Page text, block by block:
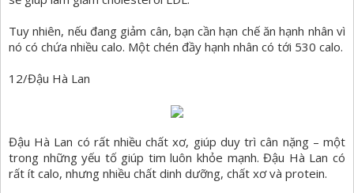
Tuy nhiên, nếu đang giảm cân, bạn cần hạn chế ăn hạnh nhân vì
nó có chứa nhiều calo. Một chén đầy hạnh nhân có tới 530 calo.
12/Đậu Hà Lan
Đậu Hà Lan có rất nhiều chất xơ, giúp duy trì cân nặng – một
trong những yếu tố giúp tim luôn khỏe mạnh. Đậu Hà Lan có
rất ít calo, nhưng nhiều chất dinh dưỡng, chất xơ và protein.